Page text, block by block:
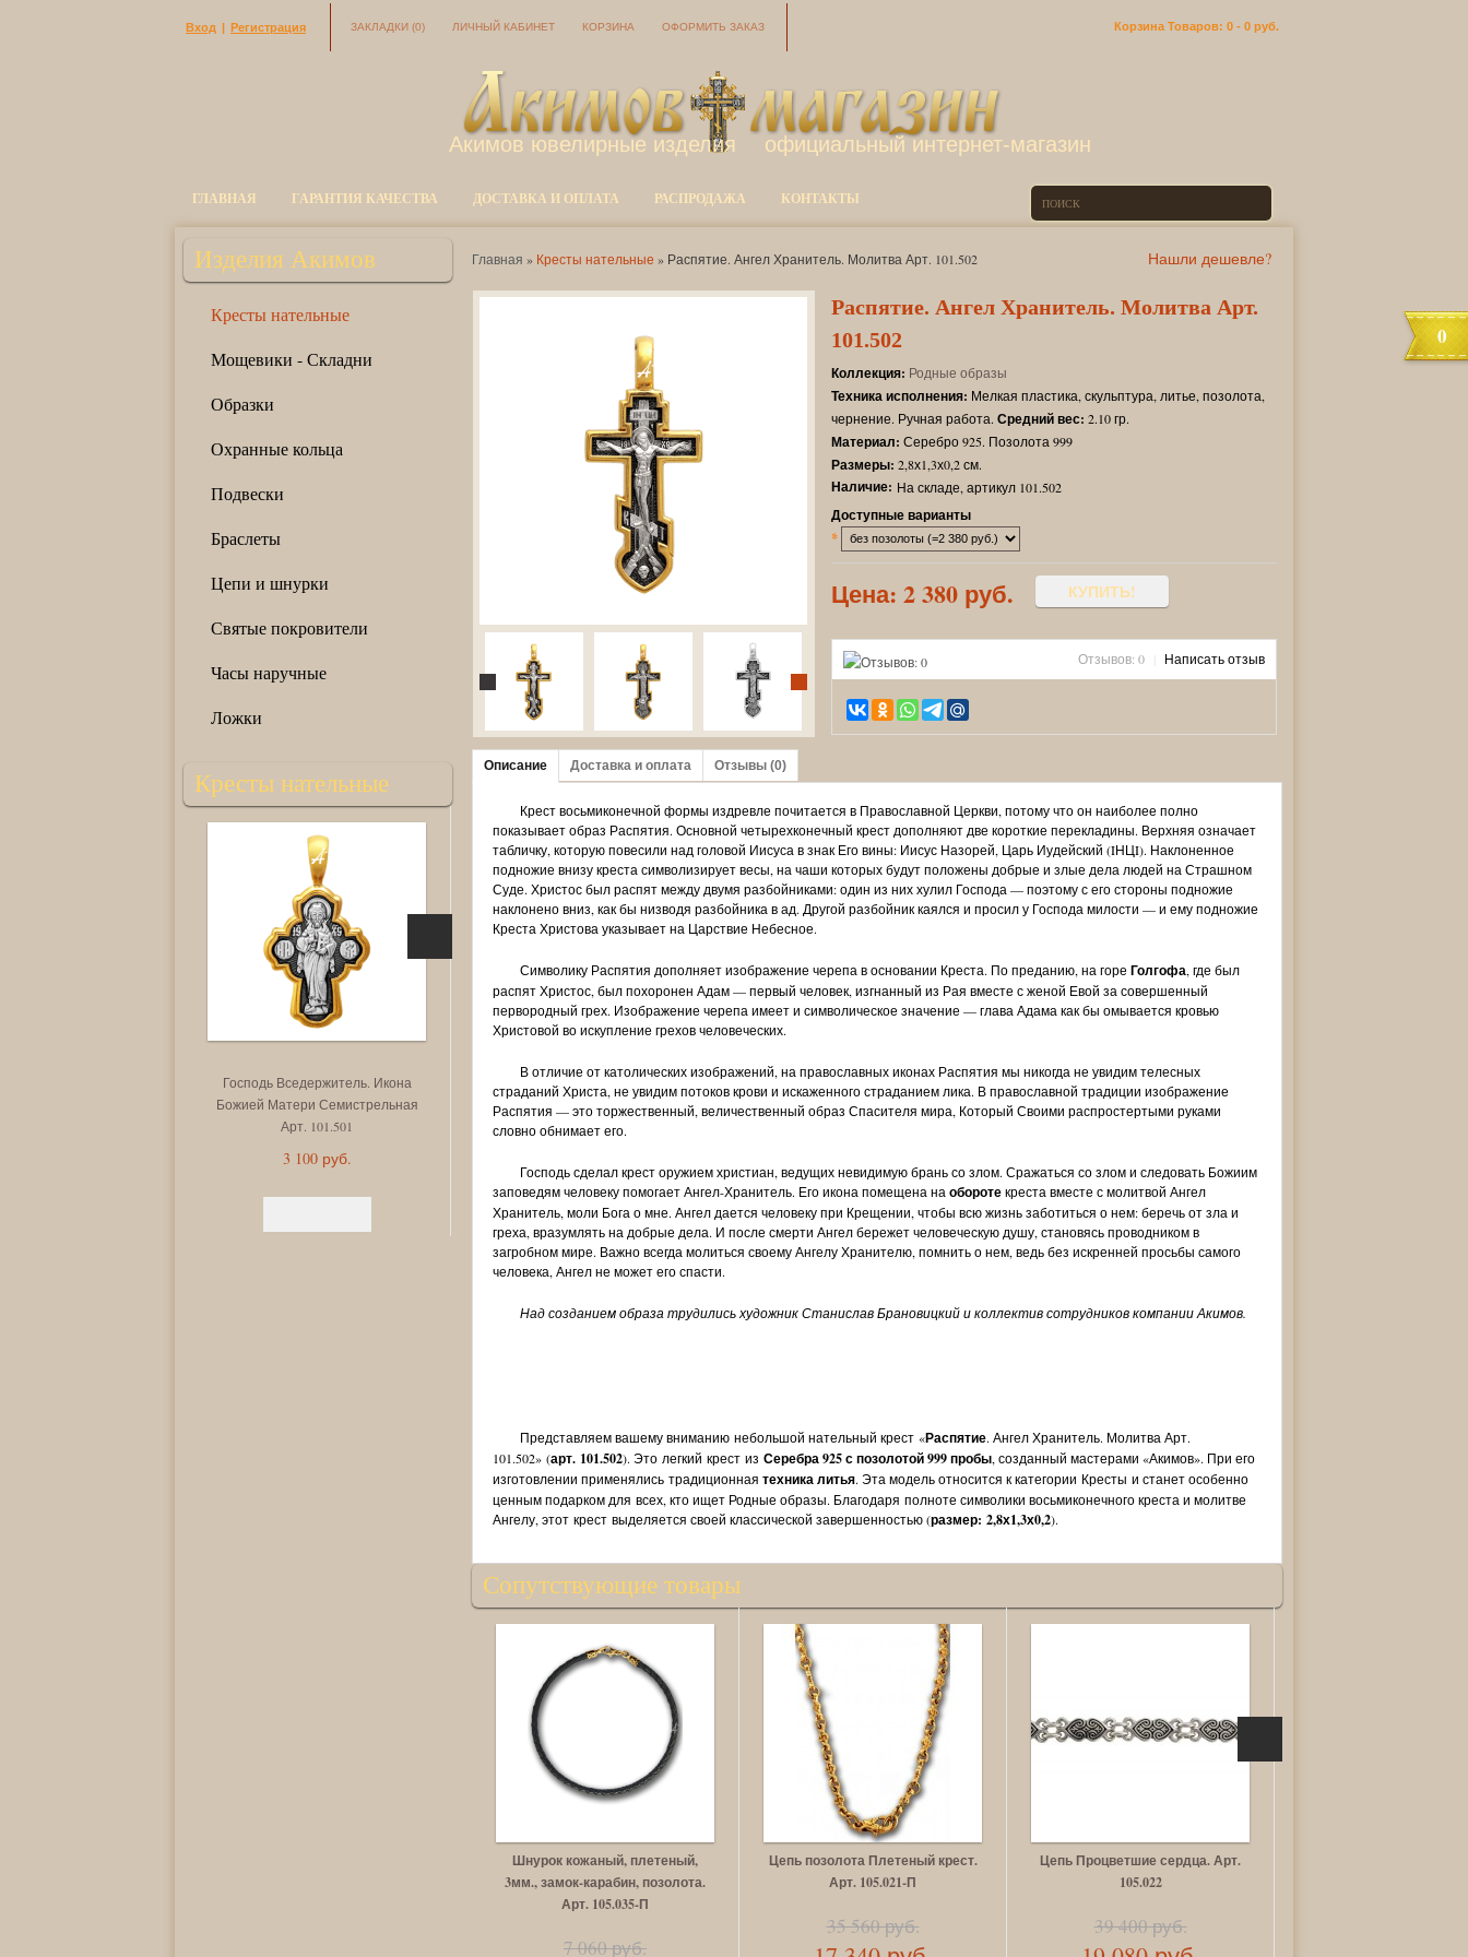
Вход | Регистрация ЗАКЛАДКИ (0) ЛИЧНЫЙ КАБИНЕТ КОРЗИНА ОФОРМИТЬ ЗАКАЗ Корзина Товаров: 0 - 0 руб.
Акимов ювелирные изделия официальный интернет-магазин
ГЛАВНАЯ ГАРАНТИЯ КАЧЕСТВА ДОСТАВКА И ОПЛАТА РАСПРОДАЖА КОНТАКТЫ
Изделия Акимов
Кресты нательные
Мощевики - Складни
Образки
Охранные кольца
Подвески
Браслеты
Цепи и шнурки
Святые покровители
Часы наручные
Ложки
Кресты нательные
Господь Вседержитель. Икона
Божией Матери Семистрельная
Арт. 101.501
3 100 руб.
Материнская молитва Арт. 101.500
3 220 руб.
Распятие Христово. Ангел
Хранитель Арт. 101.499
Распятие. Блаженная Матрона
Московская. Молитва Арт. 101.503
0
Главная » Кресты нательные » Распятие. Ангел Хранитель. Молитва Арт. 101.502
Распятие. Ангел Хранитель. Молитва Арт.
101.502
Коллекция: Родные образы
Техника исполнения: Мелкая пластика, скульптура, литье, позолота,
чернение. Ручная работа. Средний вес: 2.10 гр.
Материал: Серебро 925. Позолота 999
Размеры: 2,8х1,3х0,2 см.
Наличие: На складе, артикул 101.502
Доступные варианты
*
Цена: 2 380 руб.
Нашли дешевле?
КУПИТЬ!
Отзывов: 0 Написать отзыв
Описание Доставка и оплата Отзывы (0)
Крест восьмиконечной формы издревле почитается в Православной Церкви, потому что он наиболее полно
показывает образ Распятия. Основной четырехконечный крест дополняют две короткие перекладины. Верхняя означает
табличку, которую повесили над головой Иисуса в знак Его вины: Иисус Назорей, Царь Иудейский (IНЦI). Наклоненное
подножие внизу креста символизирует весы, на чаши которых будут положены добрые и злые дела людей на Страшном
Суде. Христос был распят между двумя разбойниками: один из них хулил Господа — поэтому с его стороны подножие
наклонено вниз, как бы низводя разбойника в ад. Другой разбойник каялся и просил у Господа милости — и ему подножие
Креста Христова указывает на Царствие Небесное.
Символику Распятия дополняет изображение черепа в основании Креста. По преданию, на горе Голгофа, где был
распят Христос, был похоронен Адам — первый человек, изгнанный из Рая вместе с женой Евой за совершенный
первородный грех. Изображение черепа имеет и символическое значение — глава Адама как бы омывается кровью
Христовой во искупление грехов человеческих.
В отличие от католических изображений, на православных иконах Распятия мы никогда не увидим телесных
страданий Христа, не увидим потоков крови и искаженного страданием лика. В православной традиции изображение
Распятия — это торжественный, величественный образ Спасителя мира, Который Своими распростертыми руками
словно обнимает его.
Господь сделал крест оружием христиан, ведущих невидимую брань со злом. Сражаться со злом и следовать Божиим
заповедям человеку помогает Ангел-Хранитель. Его икона помещена на оборотекреста вместе с молитвой Ангел
Хранитель, моли Бога о мне. Ангел дается человеку при Крещении, чтобы всю жизнь заботиться о нем: беречь от зла и
греха, вразумлять на добрые дела. И после смерти Ангел бережет человеческую душу, становясь проводником в
загробном мире. Важно всегда молиться своему Ангелу Хранителю, помнить о нем, ведь без искренней просьбы самого
человека, Ангел не может его спасти.
Над созданием образа трудились художник Станислав Брановицкий и коллектив сотрудников компании Акимов.
Представляем вашему вниманию небольшой нательный крест «Распятие. Ангел Хранитель. Молитва Арт.
101.502» (арт. 101.502). Это легкий крест из Серебра 925 с позолотой 999 пробы, созданный мастерами «Акимов». При его
изготовлении применялись традиционная техника литья. Эта модель относится к категории Кресты и станет особенно
ценным подарком для всех, кто ищет Родные образы. Благодаря полноте символики восьмиконечного креста и молитве
Ангелу, этот крест выделяется своей классической завершенностью (размер: 2,8х1,3х0,2).
Сопутствующие товары
Шнурок кожаный, плетеный,
3мм., замок-карабин, позолота.
Арт. 105.035-П
7 060 руб.
Цепь позолота Плетеный крест.
Арт. 105.021-П
35 560 руб.
Цепь Процветшие сердца. Арт.
105.022
39 400 руб.